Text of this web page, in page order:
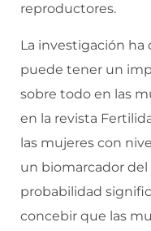
reproductores.
La investigación
puede tener un
sobre todo en las
en la revista
las mujeres con
un biomarcador
probabilidad
concebir que las